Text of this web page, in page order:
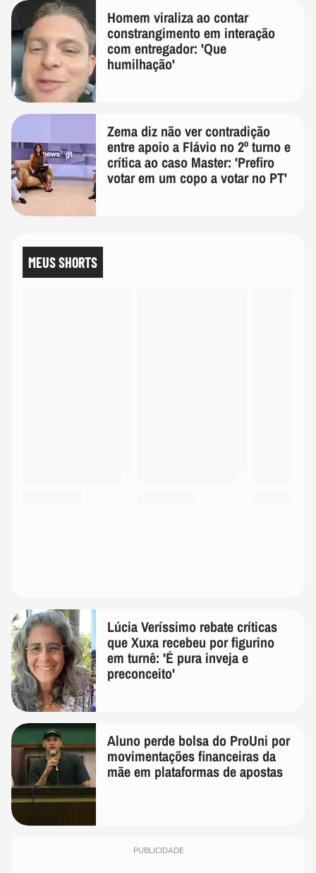
Homem viraliza ao contar
constrangimento em interação
com entregador: 'Que
humilhação'
Zema diz não ver contradição
entre apoio a Flávio no 2º turno e
crítica ao caso Master: 'Prefiro
votar em um copo a votar no PT'
MEUS SHORTS
Lúcia Veríssimo rebate críticas
que Xuxa recebeu por figurino
em turnê: 'É pura inveja e
preconceito'
Aluno perde bolsa do ProUni por
movimentações financeiras da
mãe em plataformas de apostas
PUBLICIDADE